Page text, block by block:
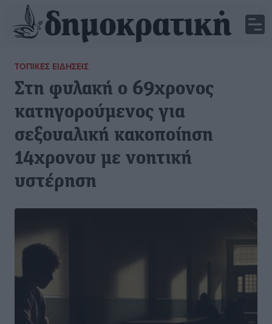
ΤΟΠΙΚΈΣ ΕΙΔΉΣΕΙΣ
Στη φυλακή ο 69χρονος
κατηγορούμενος για
σεξουαλική κακοποίηση
14χρονου με νοητική
υστέρηση